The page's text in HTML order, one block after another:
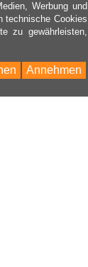
Werbung und
technische Cookies
zu gewährleisten,
Annehmen